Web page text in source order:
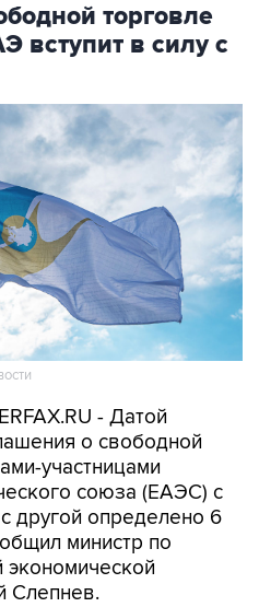
торговле
вступит в силу с
- Датой
о свободной
участницами
союза (ЕАЭС) с
другой определено 6
министр по
экономической
Слепнев.